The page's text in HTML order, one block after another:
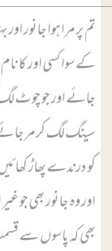
تم پر مرا ہوا جانور
کے سوا کسی اور کا
جائے اور جو چوٹ لگ
سینگ لگ کر مر
کو درندے پھاڑ
اور وہ جانور بھی جو
بھی کہ پاسوں سے